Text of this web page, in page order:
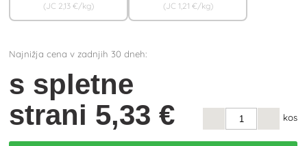
(JC 2,13 €/kg) (JC 1,21 €/kg)
Najnižja cena v zadnjih 30 dneh:
s spletne
strani 5,33 € kos